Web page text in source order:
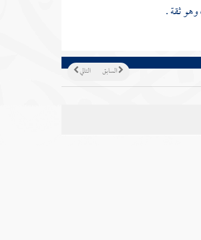
وهو ثقة .
التالي السابق